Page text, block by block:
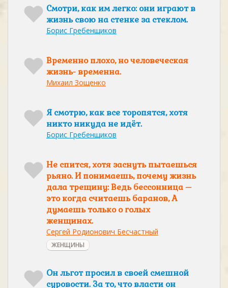
Смотри, как им легко: они играют в
жизнь свою на стенке за стеклом.
Борис Гребенщиков
Временно плохо, но человеческая
жизнь- временна.
Михаил Зощенко
Я смотрю, как все торопятся, хотя
никто никуда не идёт.
Борис Гребенщиков
Не спится, хотя заснуть пытаешься
рьяно. И понимаешь, почему жизнь
дала трещину: Ведь бессонница –
это когда считаешь баранов, А
думаешь только о голых
женщинах.
Сергей Родионович Бесчастный
ЖЕНЩИНЫ
Он льгот просил в своей смешной
суровости. За то, что власти он